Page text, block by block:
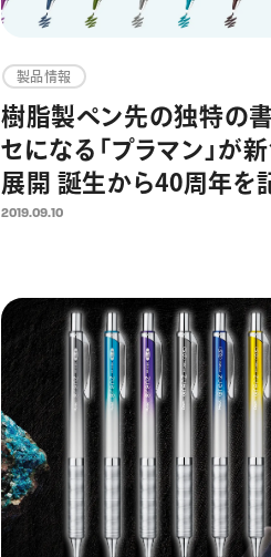
製品情報
樹脂製ペン先の独特の
セになる「プラマン」が
展開 誕生から40周年を
限定発売
2019.09.10